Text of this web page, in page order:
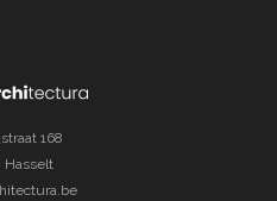
168
Hasselt